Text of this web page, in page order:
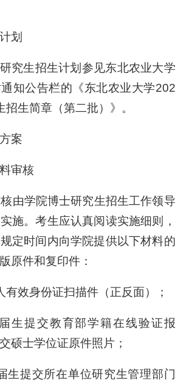
划
究生招生计划参见东北农业大学
知公告栏的《东北农业大学202
招生简章（第二批）》。
案
审核
由学院博士研究生招生工作领导
施。考生应认真阅读实施细则，
定时间内向学院提供以下材料的
原件和复印件：
有效身份证扫描件（正反面）；
届生提交教育部学籍在线验证报
硕士学位证原件照片；
生提交所在单位研究生管理部门